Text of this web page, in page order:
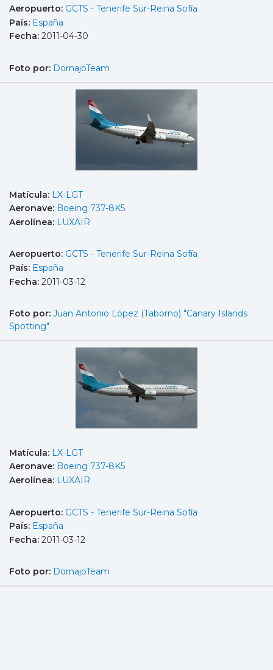
Aeropuerto: GCTS - Tenerife Sur-Reina Sofía
País: España
Fecha: 2011-04-30
Foto por: DornajoTeam
Matícula: LX-LGT
Aeronave: Boeing 737-8K5
Aerolínea: LUXAIR
Aeropuerto: GCTS - Tenerife Sur-Reina Sofía
País: España
Fecha: 2011-03-12
Foto por: Juan Antonio López (Taborno) "Canary Islands
Spotting"
Matícula: LX-LGT
Aeronave: Boeing 737-8K5
Aerolínea: LUXAIR
Aeropuerto: GCTS - Tenerife Sur-Reina Sofía
País: España
Fecha: 2011-03-12
Foto por: DornajoTeam